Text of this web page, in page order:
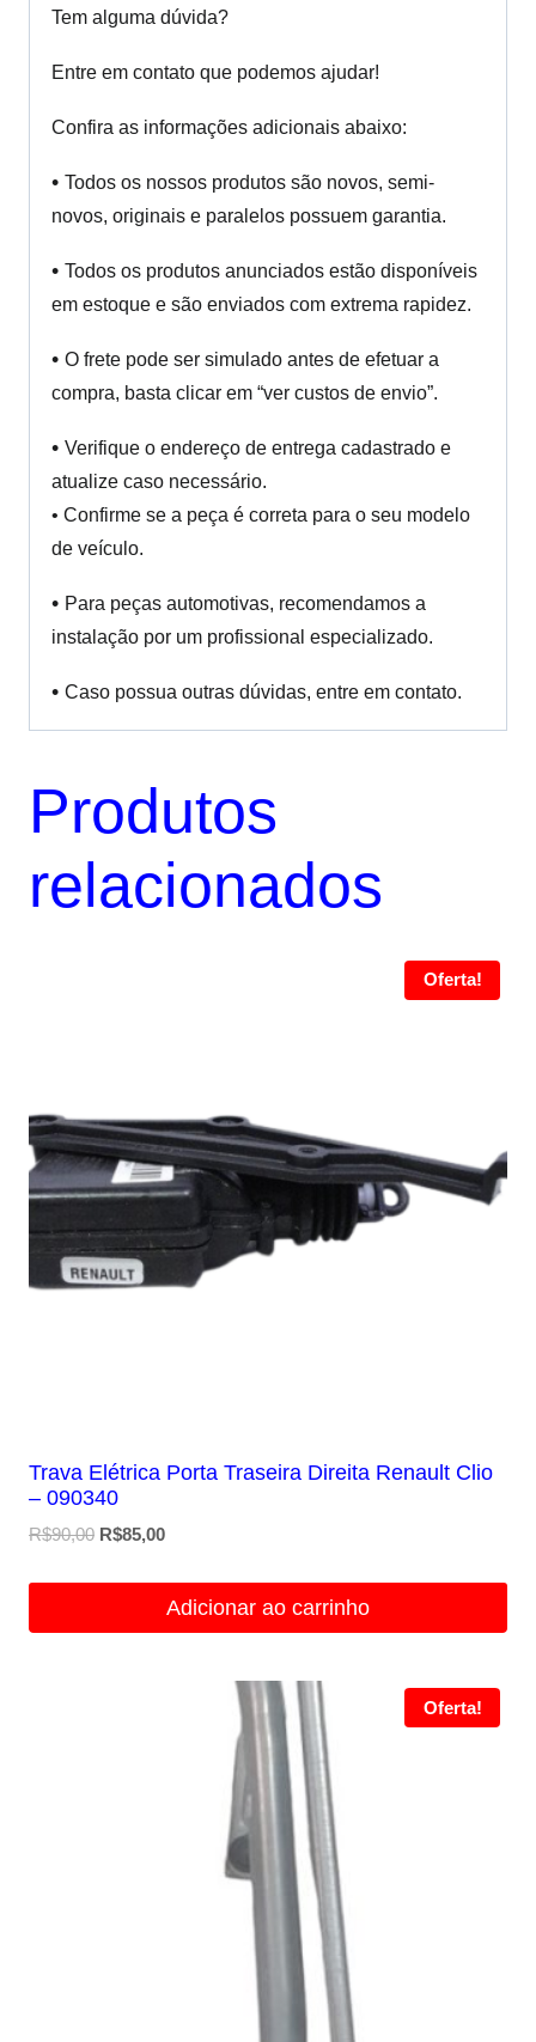
Tem alguma dúvida?
Entre em contato que podemos ajudar!
Confira as informações adicionais abaixo:
• Todos os nossos produtos são novos, semi-
novos, originais e paralelos possuem garantia.
• Todos os produtos anunciados estão disponíveis
em estoque e são enviados com extrema rapidez.
• O frete pode ser simulado antes de efetuar a
compra, basta clicar em “ver custos de envio”.
• Verifique o endereço de entrega cadastrado e
atualize caso necessário.
• Confirme se a peça é correta para o seu modelo
de veículo.
• Para peças automotivas, recomendamos a
instalação por um profissional especializado.
• Caso possua outras dúvidas, entre em contato.
Produtos
relacionados
Oferta!
Trava Elétrica Porta Traseira Direita Renault Clio
– 090340
R$90,00 O
R$85,00O
é:
Adicionar ao carrinho
Oferta!